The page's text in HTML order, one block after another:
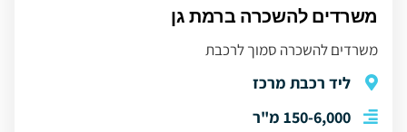
משרדים להשכרה ברמת גן
משרדים להשכרה סמוך לרכבת
ליד רכבת מרכז
150-6,000 מ"ר